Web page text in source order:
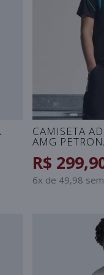
CAMISETA
AMG
R$
6x de 49,98